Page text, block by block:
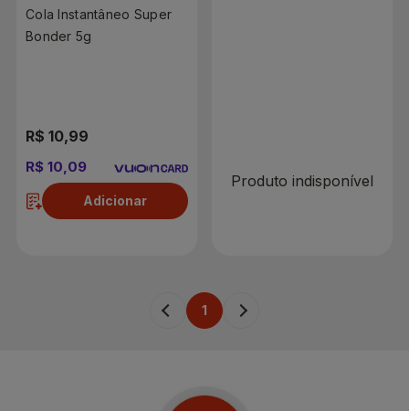
Cola Instantâneo Super
Bonder 5g
R$ 10,99
R$ 10,09
Adicionar
Produto indisponível
1